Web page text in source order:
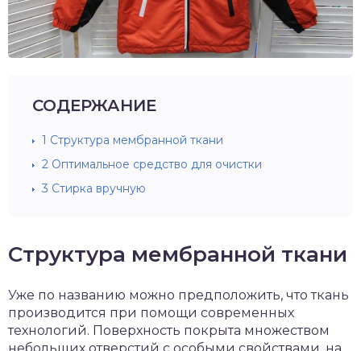
СОДЕРЖАНИЕ
1 Структура мембранной ткани
2 Оптимальное средство для очистки
3 Стирка вручную
Структура мембранной ткани
Уже по названию можно предположить, что ткань
производится при помощи современных
технологий. Поверхность покрыта множеством